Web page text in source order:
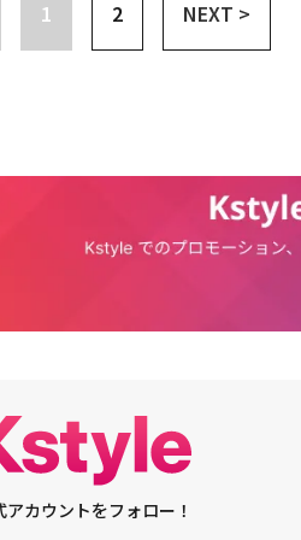
ているので、たまに路上ライブでアコース
くさん観ることができると思います。それ
で釜山（プサン）に行ったんですが、釜山も
いました。いろんなところでやっているの
ょっと前にはロッテタワーでも路上ライブ
決まっているので、もし気になったら調べ
るので、ぜひ行ってみてください。キム・
るのは2度目ですが、また来たいという気
です。僕たちW24の音楽を聴いていただけ
くさん来てください。愛してます！キム・
てくれて、いいねしてくれて、曲をたくさ
て作った曲です。――「Drive」というタイト
州島はおすすめしないほうがいいですかね。
木と済州島にある木って似ているんですよ
キム・ジョンギル：僕は漢江（ハンガン）
にゆっくり進んでいくととても景色がきれ
ですよ。チョン・ホウォン：僕は南海（ナ
ですけど、すごくきれいなんですよ。海も
れています。Revelationsには暴露、スポイ
ヒミツをこっそり暴露してください。キ
があると思うんですが、寝ている時は男ら
します。キム・ユンス：僕は寝る時に周り
トに小言が出るみたいですね（笑）。チョ
えたのは今回のイベントが初めてとのこ
ィストやマネジメント担当者と交流。K-PO
も、日本におけるK-POPの人気は『KOREA
いくのは間違いないだろう。取材：まつも
年11月9日（水）OPEN 18：00 / STAR
ング / 無料招待制 【セットリスト】●PIXY
(날개)6. 안부 (Greetings)●BEAUTY BO
떴습니다 (Over the Rainbow)6. 무수히 (Eve
Villain3. SHY4. Switch5. GAME
振興院共同主管：THECOO後援：駐日韓国
1 2 NEXT >
アカウントをフォロー！